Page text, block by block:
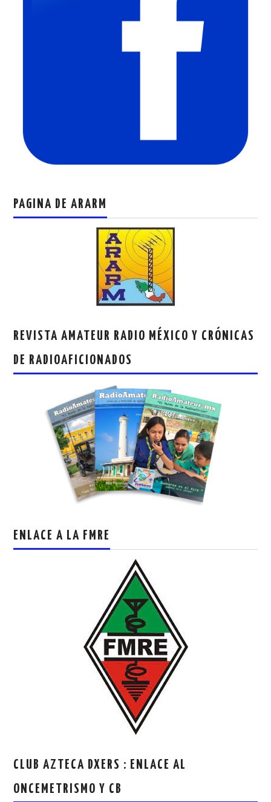
PAGINA DE ARARM
REVISTA AMATEUR RADIO MÉXICO Y CRÓNICAS
DE RADIOAFICIONADOS
ENLACE A LA FMRE
CLUB AZTECA DXERS : ENLACE AL
ONCEMETRISMO Y CB